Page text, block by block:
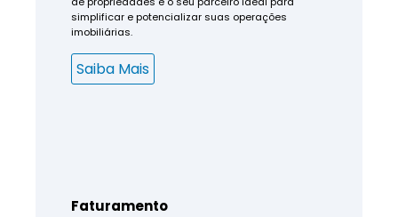
simplificar e potencializar suas operações
imobiliárias.
Saiba Mais
Faturamento